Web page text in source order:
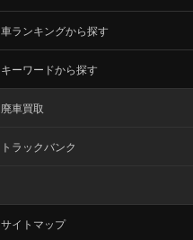
車ランキングから探す
キーワードから探す
廃車買取
トラックバンク
サイトマップ